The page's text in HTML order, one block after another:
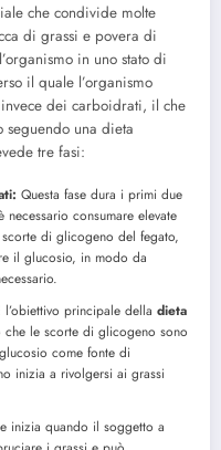
che condivide molte
di grassi e povera di
in uno stato di
il quale l’organismo
dei carboidrati, il che
una dieta
tre fasi:
Questa fase dura i primi due
consumare elevate
di glicogeno del fegato,
il glucosio, in modo da
l’obiettivo principale della dieta
che le scorte di glicogeno sono
come fonte di
inizia a rivolgersi ai grassi
inizia quando il soggetto a